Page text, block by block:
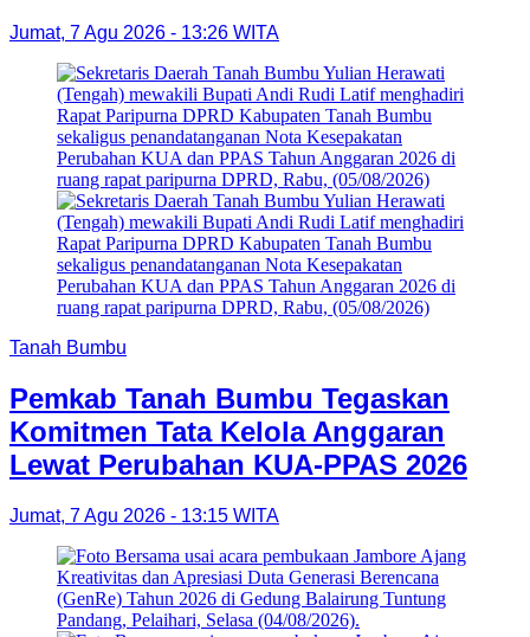
Jumat, 7 Agu 2026 - 13:26 WITA
Tanah Bumbu
Pemkab Tanah Bumbu Tegaskan
Komitmen Tata Kelola Anggaran
Lewat Perubahan KUA-PPAS 2026
Jumat, 7 Agu 2026 - 13:15 WITA